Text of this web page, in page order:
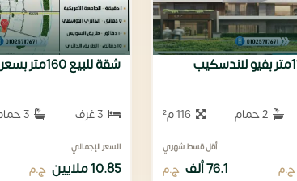
116 م²
ج.م
أقل قسط شهري
76.1 ألف ج.م
شقة للبيع 160متر بسعر الطرح الاول
السعر الإجمالي
10.85 ملايين ج.م